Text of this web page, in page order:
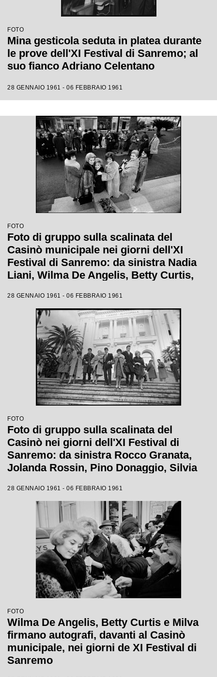
FOTO
Mina gesticola seduta in platea durante
le prove dell'XI Festival di Sanremo; al
suo fianco Adriano Celentano
28 GENNAIO 1961 - 06 FEBBRAIO 1961
FOTO
Foto di gruppo sulla scalinata del
Casinò municipale nei giorni dell'XI
Festival di Sanremo: da sinistra Nadia
Liani, Wilma De Angelis, Betty Curtis,
Mazzetti
28 GENNAIO 1961 - 06 FEBBRAIO 1961
FOTO
Foto di gruppo sulla scalinata del
Casinò nei giorni dell'XI Festival di
Sanremo: da sinistra Rocco Granata,
Jolanda Rossin, Pino Donaggio, Silvia
Renis e Betty Curtis
28 GENNAIO 1961 - 06 FEBBRAIO 1961
FOTO
Wilma De Angelis, Betty Curtis e Milva
firmano autografi, davanti al Casinò
municipale, nei giorni de XI Festival di
Sanremo